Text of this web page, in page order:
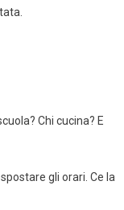
Chi cucina? E
gli orari. Ce la